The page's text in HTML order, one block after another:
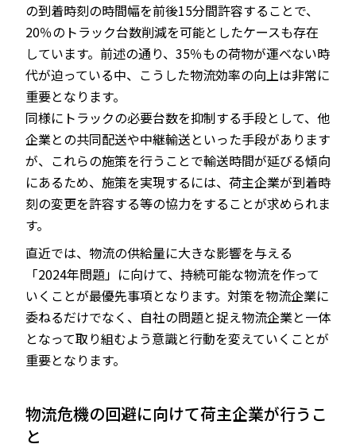
の到着時刻の時間幅を前後15分間許容することで、
20％のトラック台数削減を可能としたケースも存在
しています。前述の通り、35％もの荷物が運べない時
代が迫っている中、こうした物流効率の向上は非常に
重要となります。
同様にトラックの必要台数を抑制する手段として、他
企業との共同配送や中継輸送といった手段があります
が、これらの施策を行うことで輸送時間が延びる傾向
にあるため、施策を実現するには、荷主企業が到着時
刻の変更を許容する等の協力をすることが求められま
す。
直近では、物流の供給量に大きな影響を与える
「2024年問題」に向けて、持続可能な物流を作って
いくことが最優先事項となります。対策を物流企業に
委ねるだけでなく、自社の問題と捉え物流企業と一体
となって取り組むよう意識と行動を変えていくことが
重要となります。
物流危機の回避に向けて荷主企業が行うこ
と